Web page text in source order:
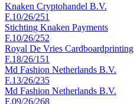
Knaken Cryptohandel B.V.
F.10/26/251
Stichting Knaken Payments
F.10/26/252
Royal De Vries Cardboardprinting
F.18/26/151
Md Fashion Netherlands B.V.
F.13/26/235
Md Fashion Netherlands B.V.
F.09/26/268